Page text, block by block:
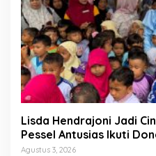
Lisda Hendrajoni Jadi
Pessel Antusias Ikuti
Agustus 3, 2026